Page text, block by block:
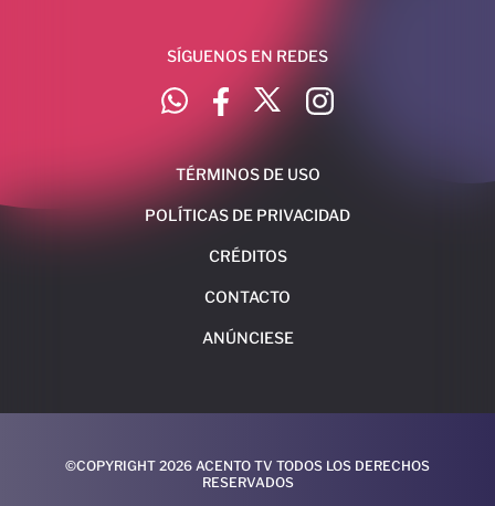
SÍGUENOS EN REDES
TÉRMINOS DE USO
POLÍTICAS DE PRIVACIDAD
CRÉDITOS
CONTACTO
ANÚNCIESE
©COPYRIGHT 2026 ACENTO TV TODOS LOS DERECHOS
RESERVADOS